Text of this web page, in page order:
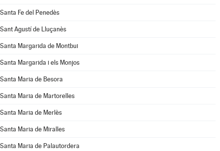
Santa Fe del Penedès
Sant Agustí de Lluçanès
Santa Margarida de Montbui
Santa Margarida i els Monjos
Santa Maria de Besora
Santa Maria de Martorelles
Santa Maria de Merlès
Santa Maria de Miralles
Santa Maria de Palautordera